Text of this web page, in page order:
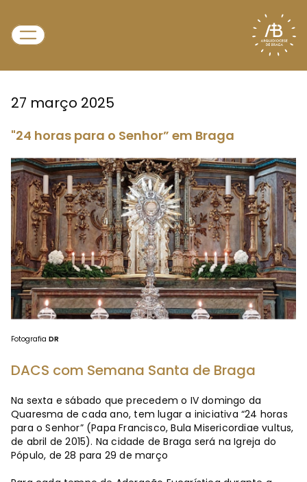
27 março 2025
"24 horas para o Senhor” em Braga
Fotografia DR
DACS com Semana Santa de Braga
Na sexta e sábado que precedem o IV domingo da
Quaresma de cada ano, tem lugar a iniciativa “24 horas
para o Senhor” (Papa Francisco, Bula Misericordiae vultus,
de abril de 2015). Na cidade de Braga será na Igreja do
Pópulo, de 28 para 29 de março